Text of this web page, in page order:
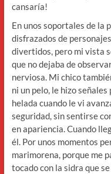
cansaría!
En unos soportales de la
disfrazados de
divertidos, pero mi vista
que no dejaba de
nerviosa. Mi chico
ni un pelo, le hizo señales
helada cuando le vi
seguridad, sin sentirse
en apariencia. Cuando
él. Por unos momentos
marimorena, porque me
tocado con la sidra que